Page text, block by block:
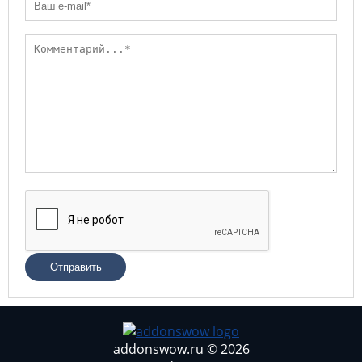
Отправить
addonswow.ru © 2026